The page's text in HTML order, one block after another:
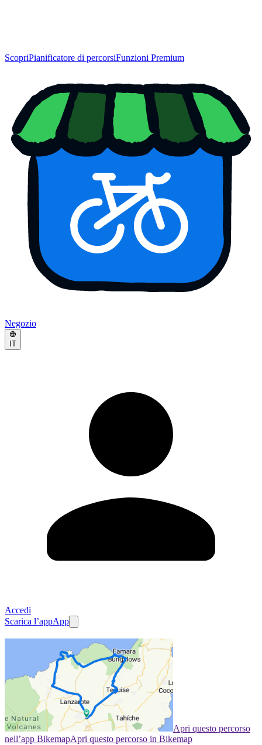
ScopriPianificatore di percorsiFunzioni Premium
Negozio
IT
Accedi
Scarica l’appApp
Apri questo percorso
nell’app BikemapApri questo percorso in Bikemap